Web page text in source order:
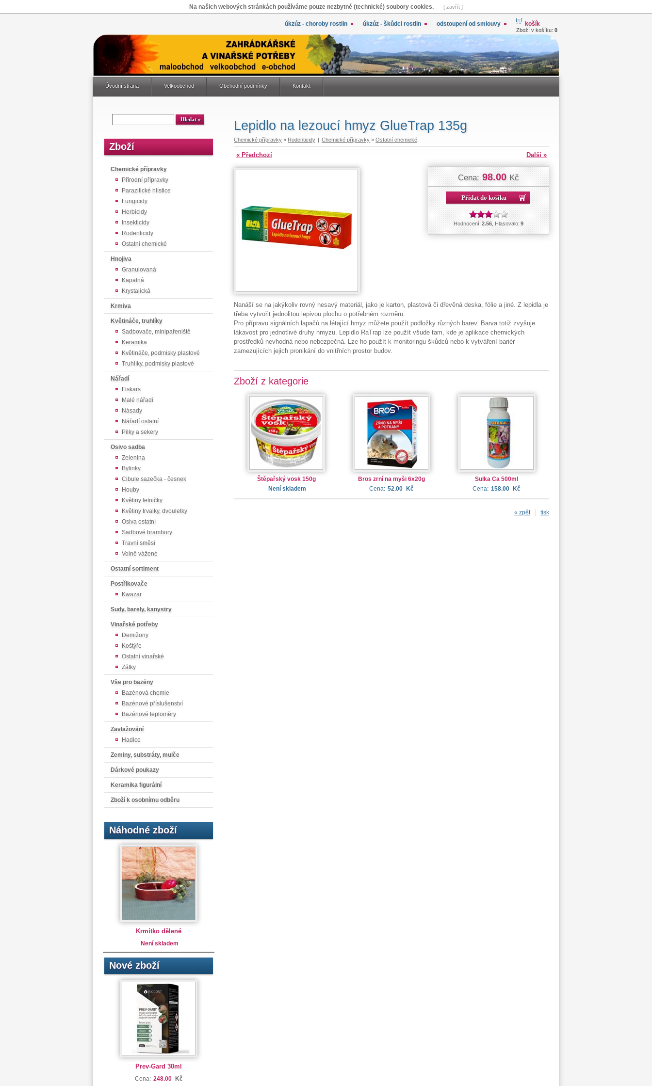
Na našich webových stránkách používáme pouze nezbytné (technické) soubory cookies. [ zavřít ]
úkzúz - choroby rostlin úkzúz - škůdci rostlin odstoupení od smlouvy košík
Zboží v košíku: 0
Úvodní strana Velkoobchod Obchodní podmínky Kontakt
Zboží
Chemické přípravky
Přírodní přípravky
Parazitické hlístice
Fungicidy
Herbicidy
Insekticidy
Rodenticidy
Ostatní chemické
Hnojiva
Granulovaná
Kapalná
Krystalická
Krmiva
Květináče, truhlíky
Sadbovače, minipařeniště
Keramika
Květináče, podmisky plastové
Truhlíky, podmisky plastové
Nářadí
Fiskars
Malé nářadí
Násady
Nářadí ostatní
Pilky a sekery
Osivo sadba
Zelenina
Bylinky
Cibule sazečka - česnek
Houby
Květiny letničky
Květiny trvalky, dvouletky
Osiva ostatní
Sadbové brambory
Travní směsi
Volně vážené
Ostatní sortiment
Postřikovače
Kwazar
Sudy, barely, kanystry
Vinařské potřeby
Demižony
Koštýře
Ostatní vinařské
Zátky
Vše pro bazény
Bazénová chemie
Bazénové příslušenství
Bazénové teploměry
Zavlažování
Hadice
Zeminy, substráty, mulče
Dárkové poukazy
Keramika figurální
Zboží k osobnímu odběru
Náhodné zboží
Krmítko dělené
Není skladem
Nové zboží
Prev-Gard 30ml
Cena: 248.00 Kč
Lepidlo na lezoucí hmyz GlueTrap 135g
Chemické přípravky » Rodenticidy | Chemické přípravky » Ostatní chemické
« Předchozí Další »
Cena: 98.00 Kč
Hodnocení:2.56, Hlasovalo:9
Nanáší se na jakýkoliv rovný nesavý materiál, jako je karton, plastová či dřevěná deska, fólie a jiné. Z lepidla je
třeba vytvořit jednolitou lepivou plochu o potřebném rozměru.
Pro přípravu signálních lapačů na létající hmyz můžete použít podložky různých barev. Barva totiž zvyšuje
lákavost pro jednotlivé druhy hmyzu. Lepidlo RaTrap lze použít všude tam, kde je aplikace chemických
prostředků nevhodná nebo nebezpečná. Lze ho použít k monitoringu škůdců nebo k vytváření bariér
zamezujících jejich pronikání do vnitřních prostor budov.
Zboží z kategorie
Štěpařský vosk 150g
Není skladem
Bros zrní na myši 6x20g
Cena: 52.00 Kč
Sulka Ca 500ml
Cena: 158.00 Kč
tisk
« zpět